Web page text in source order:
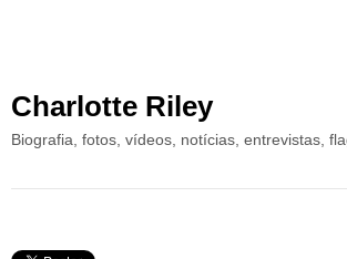
Charlotte Riley
Biografia, fotos, vídeos, notícias, entrevistas,